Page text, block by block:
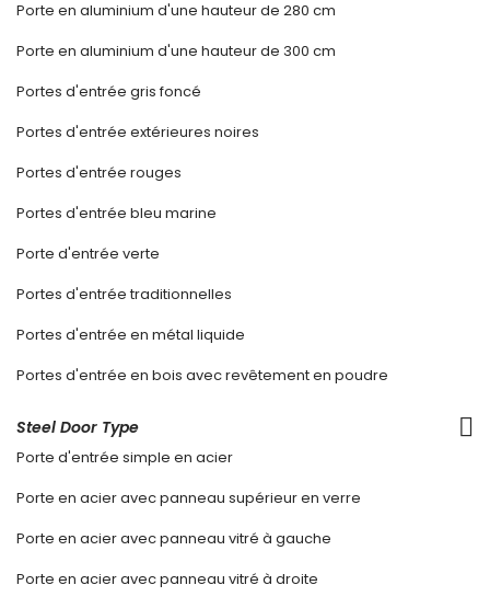
Porte en aluminium d'une hauteur de 280 cm
Porte en aluminium d'une hauteur de 300 cm
Portes d'entrée gris foncé
Portes d'entrée extérieures noires
Portes d'entrée rouges
Portes d'entrée bleu marine
Porte d'entrée verte
Portes d'entrée traditionnelles
Portes d'entrée en métal liquide
Portes d'entrée en bois avec revêtement en poudre
Steel Door Type
Porte d'entrée simple en acier
Porte en acier avec panneau supérieur en verre
Porte en acier avec panneau vitré à gauche
Porte en acier avec panneau vitré à droite